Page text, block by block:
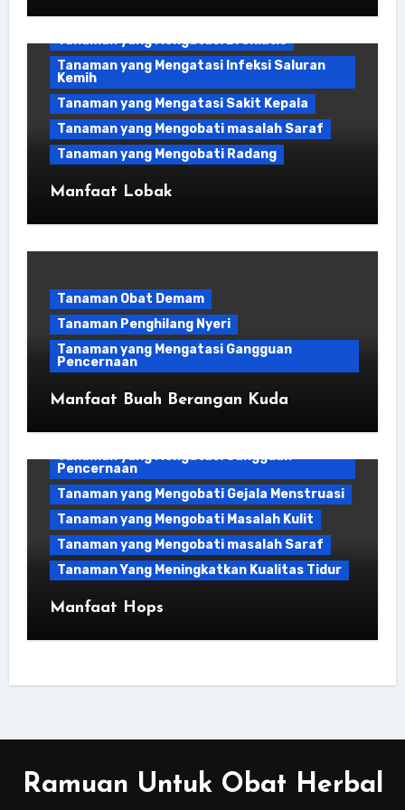
Tanaman yang Mengatasi Asam Urat
Tanaman yang Mengatasi Bronkitis
Tanaman yang Mengatasi Infeksi Saluran
Kemih
Tanaman yang Mengatasi Sakit Kepala
Tanaman yang Mengobati masalah Saraf
Tanaman yang Mengobati Radang
Manfaat Lobak
Tanaman Obat Demam
Tanaman Penghilang Nyeri
Tanaman yang Mengatasi Gangguan
Pencernaan
Manfaat Buah Berangan Kuda
Bahan Kuliner
Tanaman yang Mengatasi Gangguan
Pencernaan
Tanaman yang Mengobati Gejala Menstruasi
Tanaman yang Mengobati Masalah Kulit
Tanaman yang Mengobati masalah Saraf
Tanaman Yang Meningkatkan Kualitas Tidur
Manfaat Hops
Ramuan Untuk Obat Herbal